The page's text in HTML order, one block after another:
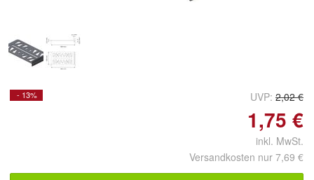
- 13% UVP: 2,02 €
1,75 €
inkl. MwSt.
Versandkosten nur 7,69 €